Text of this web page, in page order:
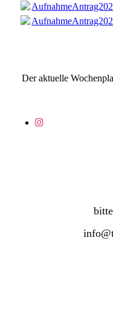
Der aktuelle